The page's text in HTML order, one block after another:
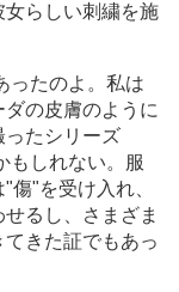
らしい刺繍を施
ったのよ。私は
の皮膚のように
ったシリーズ
もしれない。服
傷"を受け入れ、
るし、さまざま
きた証でもあっ